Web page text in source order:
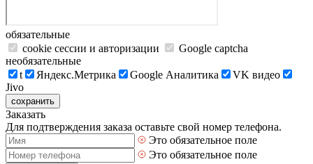
обязательные
cookie сессии и авторизации
Google captcha
необязательные
t
Яндекс.Метрика Google Аналитика
VK видео
Jivo
сохранить
Заказать
Для подтверждения заказа оставьте свой номер телефона.
Это обязательное поле
Это обязательное поле